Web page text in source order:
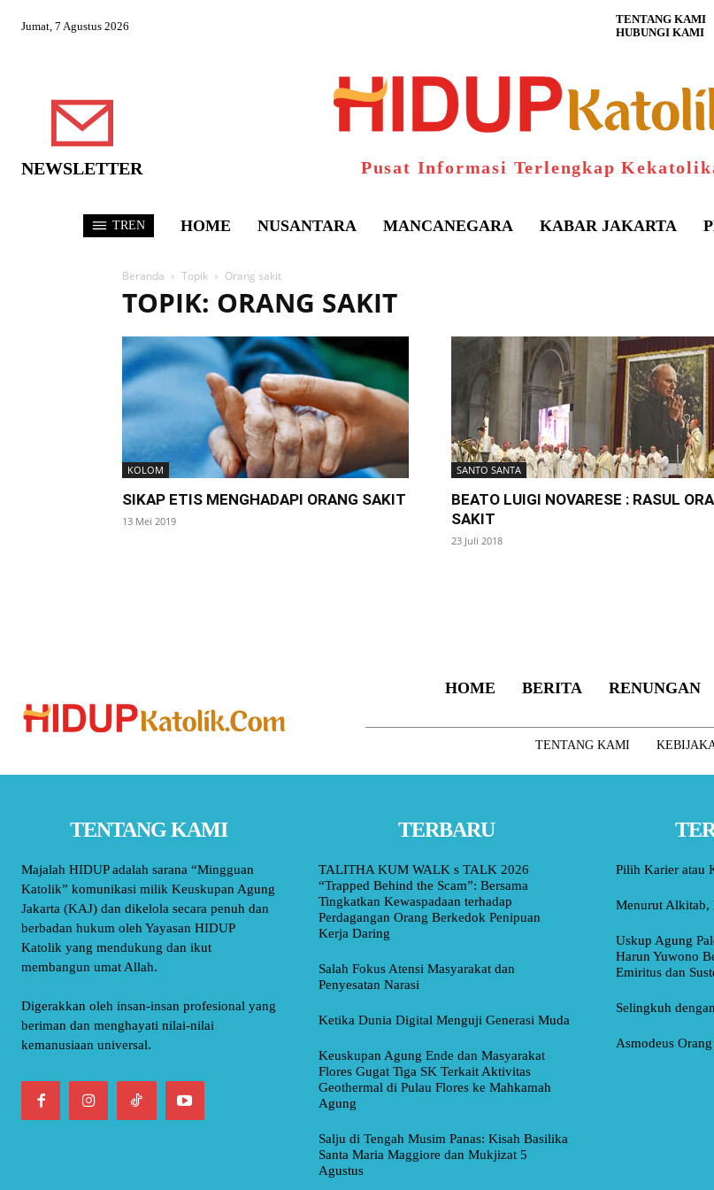
Jumat, 7 Agustus 2026 TENTANG KAMI
HUBUNGI KAMI
NEWSLETTER Pusat Informasi Terlengkap
TREN HOME NUSANTARA MANCANEGARA KABAR JAKARTA
Beranda Topik Orang sakit
TOPIK: ORANG SAKIT
KOLOM
SIKAP ETIS MENGHADAPI ORANG SAKIT
13 Mei 2019
SANTO SANTA
BEATO LUIGI NOVARESE : RASUL
SAKIT
23 Juli 2018
HOME BERITA RENUNGAN
TENTANG KAMI
TENTANG KAMI
Majalah HIDUP adalah sarana “Mingguan
Katolik” komunikasi milik Keuskupan Agung
Jakarta (KAJ) dan dikelola secara penuh dan
berbadan hukum oleh Yayasan HIDUP
Katolik yang mendukung dan ikut
membangun umat Allah.
Digerakkan oleh insan-insan profesional yang
beriman dan menghayati nilai-nilai
kemanusiaan universal.
TERBARU
TALITHA KUM WALK s TALK 2026
“Trapped Behind the Scam”: Bersama
Tingkatkan Kewaspadaan terhadap
Perdagangan Orang Berkedok Penipuan
Kerja Daring
Salah Fokus Atensi Masyarakat dan
Penyesatan Narasi
Ketika Dunia Digital Menguji Generasi Muda
Keuskupan Agung Ende dan Masyarakat
Flores Gugat Tiga SK Terkait Aktivitas
Geothermal di Pulau Flores ke Mahkamah
Agung
Salju di Tengah Musim Panas: Kisah Basilika
Santa Maria Maggiore dan Mukjizat 5
Agustus
Pilih Karier atau
Menurut Alkitab,
Uskup Agung
Harun Yuwono
Emiritus dan
Selingkuh
Asmodeus